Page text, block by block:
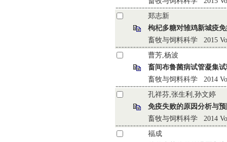
郑志新
枸杞多糖对雏鸡新城疫
畜牧与饲料科学 2015
曹芳,杨波
畜间布鲁菌病试管凝集
畜牧与饲料科学 2014
孔祥芬,张生利,孙文婷
免疫失败的原因分析与
畜牧与饲料科学 2014
福成